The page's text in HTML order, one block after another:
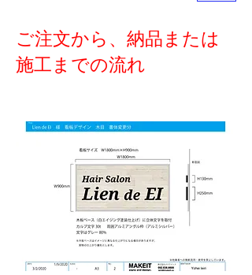
ご注文から、納品または
施工までの流れ